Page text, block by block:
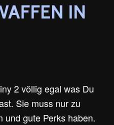
IN
2 völlig egal was Du
Sie muss nur zu
und gute Perks haben.